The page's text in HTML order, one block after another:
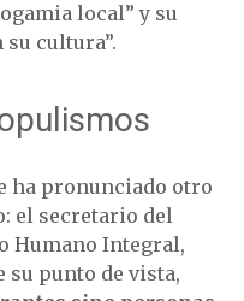
local” y su
cultura”.
ha pronunciado otro
el secretario del
Humano Integral,
su punto de vista,